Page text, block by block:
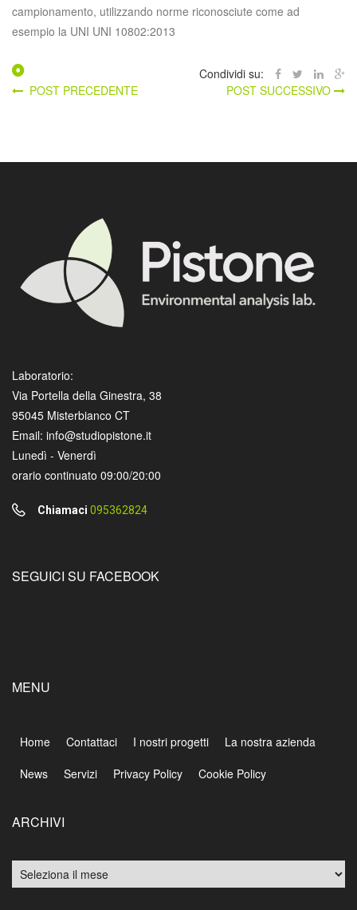
campionamento, utilizzando norme riconosciute come ad
esempio la UNI UNI 10802:2013
Condividi su:
POST PRECEDENTE
POST SUCCESSIVO
Laboratorio:
Via Portella della Ginestra, 38
95045 Misterbianco CT
Email: info@studiopistone.it
Lunedì - Venerdì
orario continuato 09:00/20:00
Chiamaci 095362824
SEGUICI SU FACEBOOK
MENU
Home Contattaci I nostri progetti
La nostra azienda
News
Servizi Privacy Policy Cookie Policy
ARCHIVI
Archivi